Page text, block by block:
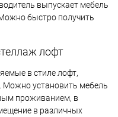
выпускает мебель
быстро получить
лофт
в стиле лофт,
Можно установить мебель
проживанием, в
в различных